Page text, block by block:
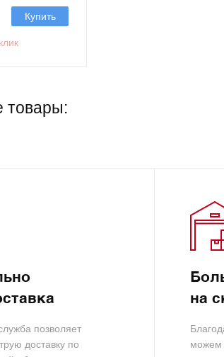
Купить
товары:
позволяет
доставку по
на
можем